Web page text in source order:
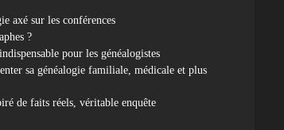
axé sur les conférences
?
pour les généalogistes
sa généalogie familiale, médicale et plus
de faits réels, véritable enquête